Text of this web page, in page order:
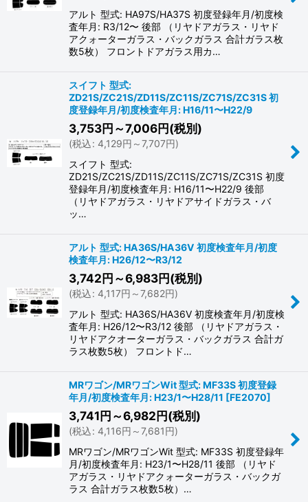
アルト 型式: HA97S/HA37S 初度登録年月/初度検
査年月: R3/12〜 後部 （リヤドアガラス・リヤド
アクォーターガラス・バックガラス 合計ガラス枚
数5枚） フロントドアガラス用カ…
スイフト 型式:
ZD21S/ZC21S/ZD11S/ZC11S/ZC71S/ZC31S 初
度登録年月/初度検査年月: H16/11〜H22/9
3,753円～7,006円(税別)
(税込: 4,129円 ～7,707円)
スイフト 型式:
ZD21S/ZC21S/ZD11S/ZC11S/ZC71S/ZC31S 初度
登録年月/初度検査年月: H16/11〜H22/9 後部
（リヤドアガラス・リヤドアサイドガラス・バ
ッ…
アルト 型式: HA36S/HA36V 初度検査年月/初度
検査年月: H26/12〜R3/12
3,742円～6,983円(税別)
(税込: 4,117円 ～7,682円)
アルト 型式: HA36S/HA36V 初度検査年月/初度検
査年月: H26/12〜R3/12 後部 （リヤドアガラス・
リヤドアクオーターガラス・バックガラス 合計ガ
ラス枚数5枚） フロントド…
MRワゴン/MRワゴンWit 型式: MF33S 初度登録
年月/初度検査年月: H23/1〜H28/11 [FE2070]
3,741円～6,982円(税別)
(税込: 4,116円 ～7,681円)
MRワゴン/MRワゴンWit 型式: MF33S 初度登録年
月/初度検査年月: H23/1〜H28/11 後部 （リヤド
アガラス・リヤドアクォーターガラス・バックガ
ラス 合計ガラス枚数5枚）…